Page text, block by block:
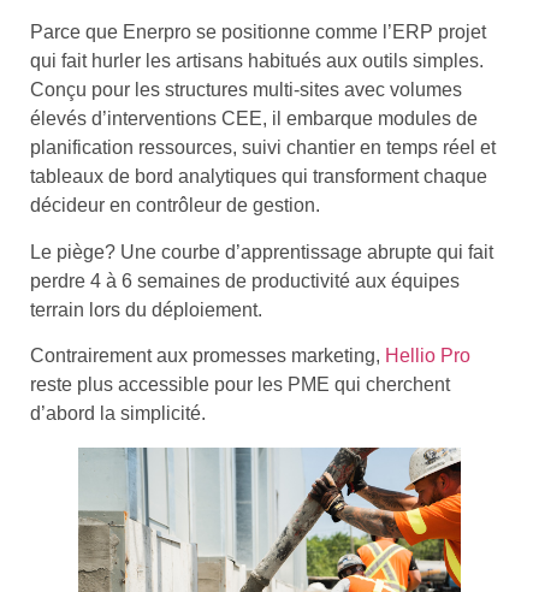
Parce que Enerpro se positionne comme l’ERP projet
qui fait hurler les artisans habitués aux outils simples.
Conçu pour les structures multi-sites avec volumes
élevés d’interventions CEE, il embarque modules de
planification ressources, suivi chantier en temps réel et
tableaux de bord analytiques qui transforment chaque
décideur en contrôleur de gestion.
Le piège? Une courbe d’apprentissage abrupte qui fait
perdre 4 à 6 semaines de productivité aux équipes
terrain lors du déploiement.
Contrairement aux promesses marketing, Hellio Pro
reste plus accessible pour les PME qui cherchent
d’abord la simplicité.